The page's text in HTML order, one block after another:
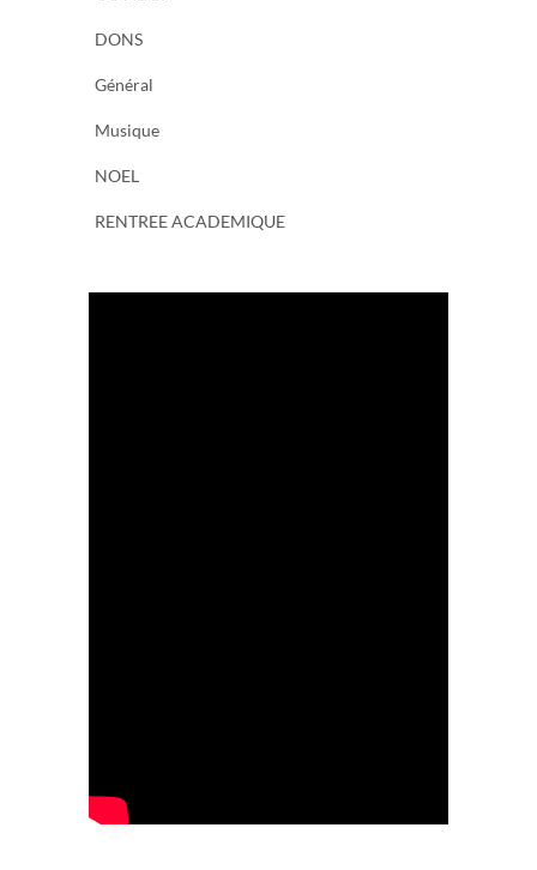
DONS
Général
Musique
NOEL
RENTREE ACADEMIQUE